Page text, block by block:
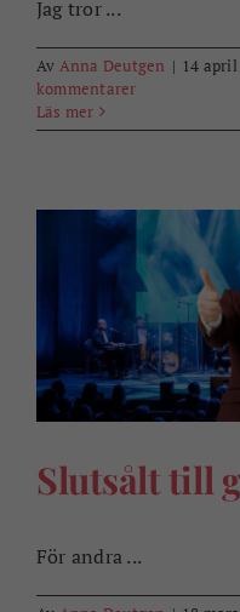
Jag tror ...
Av Anna Deutgen | 14
kommentarer
Läs mer
Slutsålt till
För andra ...